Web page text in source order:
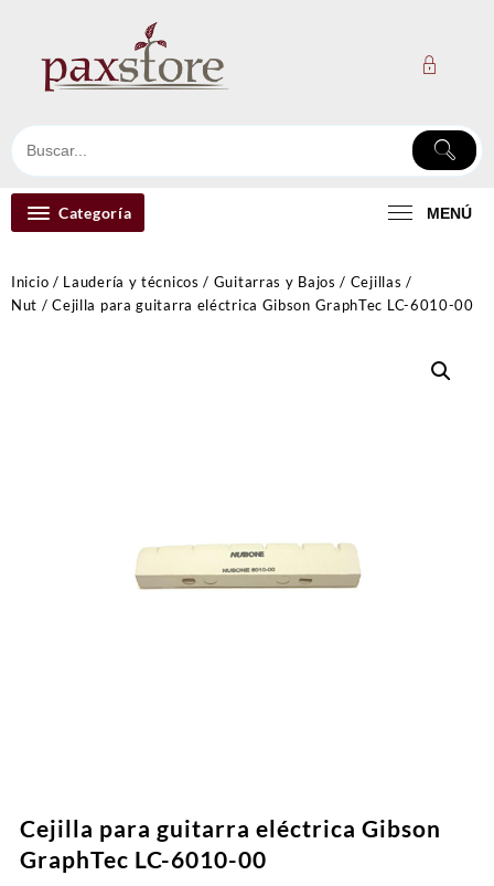
contenido
Categoría MENÚ
Inicio / Laudería y técnicos / Guitarras y Bajos / Cejillas /
Nut / Cejilla para guitarra eléctrica Gibson GraphTec LC-6010-00
Cejilla para guitarra eléctrica Gibson
GraphTec LC-6010-00